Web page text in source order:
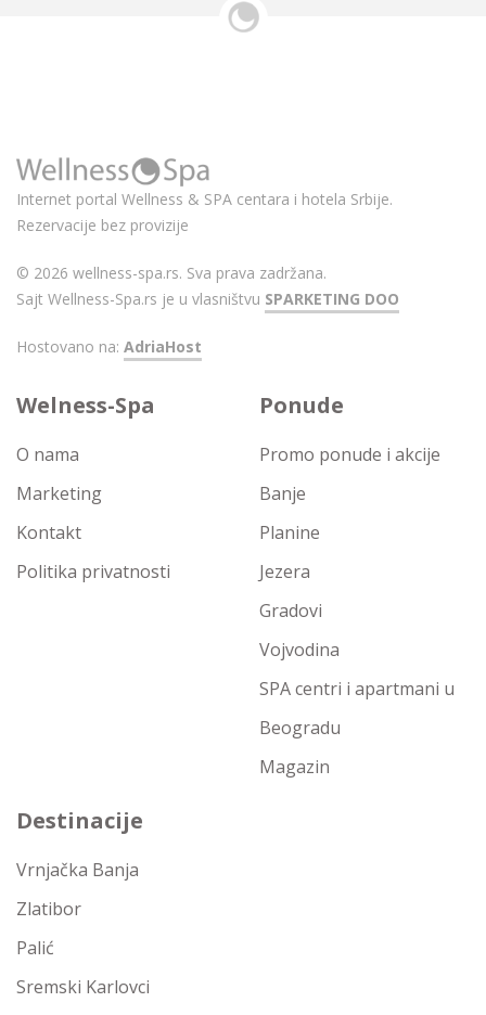
Internet portal Wellness & SPA centara i hotela Srbije.
Rezervacije bez provizije
© 2026 wellness-spa.rs. Sva prava zadržana.
Sajt Wellness-Spa.rs je u vlasništvu SPARKETING DOO
Hostovano na: AdriaHost
Welness-Spa
O nama
Marketing
Kontakt
Politika privatnosti
Ponude
Promo ponude i akcije
Banje
Planine
Jezera
Gradovi
Vojvodina
SPA centri i apartmani u
Beogradu
Magazin
Destinacije
Vrnjačka Banja
Zlatibor
Palić
Sremski Karlovci